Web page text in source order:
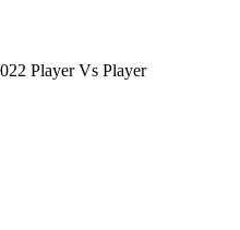
Player Vs Player